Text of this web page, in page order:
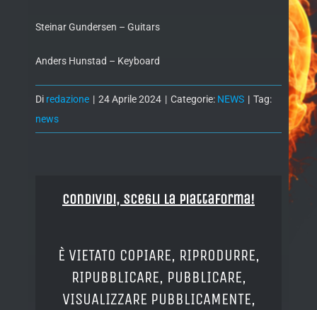
Steinar Gundersen – Guitars
Anders Hunstad – Keyboard
Di redazione | 24 Aprile 2024 | Categorie: NEWS | Tag:
news
Condividi, Scegli la piattaforma!
È VIETATO COPIARE, RIPRODURRE,
RIPUBBLICARE, PUBBLICARE,
VISUALIZZARE PUBBLICAMENTE,